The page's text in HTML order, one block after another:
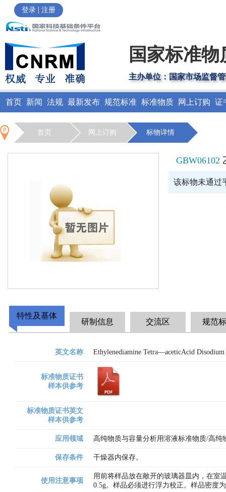
登录 | 注册
国家标准
主办单位：国家市场监督
首页 新闻 法规 最新发布 规范标准 标准物质 网上订购 证
首页 网上订购 标物详情
GBW06102
该标物未通过
特性及基体
研制信息 交流区 规范
英文名称 Ethylenediamine Tetra—aceticAcid
标准物质证书
样本供参考
标准物质证书英文
样本供参考
应用领域 高纯物质与容量分析用溶液标准物质/高纯
保存条件 干燥器内保存。
使用注意事项
用前将样品放在敞开的玻璃器皿内，在室
0.5g。样品必须进行浮力校正。样品密度